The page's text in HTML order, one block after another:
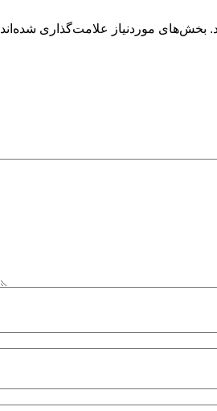
بخش‌های موردنیاز علامت‌گذاری شده‌اند